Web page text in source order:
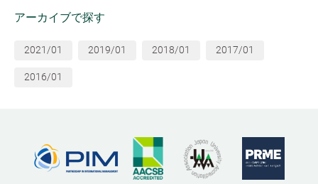
アーカイブで探す
2021/01 2019/01 2018/01 2017/01
2016/01